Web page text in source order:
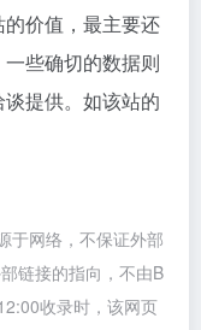
价值，最主要还
些确切的数据则
提供。如该站的
于网络，不保证外部
链接的指向，不由B
收录时，该网页